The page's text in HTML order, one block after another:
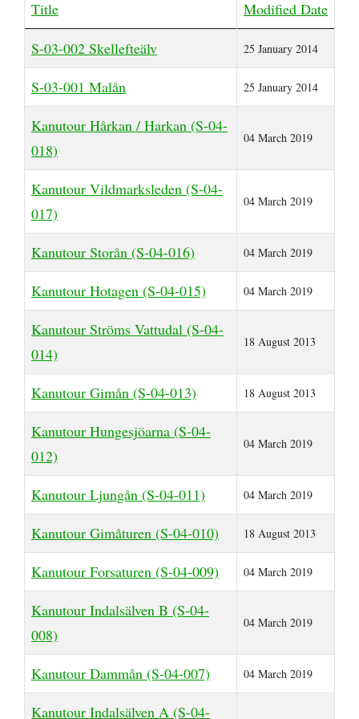
Articles
Title Modified Date
S-03-002 Skellefteälv 25 January 2014
S-03-001 Malån 25 January 2014
Kanutour Hårkan / Harkan (S-04-
018)
04 March 2019
Kanutour Vildmarksleden (S-04-
017)
04 March 2019
Kanutour Storån (S-04-016) 04 March 2019
Kanutour Hotagen (S-04-015) 04 March 2019
Kanutour Ströms Vattudal (S-04-
014)
18 August 2013
Kanutour Gimån (S-04-013) 18 August 2013
Kanutour Hungesjöarna (S-04-
012)
04 March 2019
Kanutour Ljungån (S-04-011) 04 March 2019
Kanutour Gimåturen (S-04-010) 18 August 2013
Kanutour Forsaturen (S-04-009) 04 March 2019
Kanutour Indalsälven B (S-04-
008)
04 March 2019
Kanutour Dammån (S-04-007) 04 March 2019
Kanutour Indalsälven A (S-04-
Outdoor Basiswissen - Lagerfeuer -
Birkenrinde
Fotografieren und Filmen auf Kanutouren
Schwitzhütte - Outdoor Sauna - Wie
werde ich reich, schön und gesund?
Wie sind denn die Schweden so?
Zitronensäure
Outdoor Küche / Wildnisküchen
Helfer
Omnia Camping Backofen
Grillen mit Fischbräter
Kanutour
Wildwasser paddeln vs. Kanuwandern - Eine
Schlittenhund Urlaub - Husky Trekking -
Informationen Schlittenhunde
Zwiebel- Schichtenprinzip. Wer es anders
- Bootsleine
Camping Stuhl
Regenponcho
Tarp - Aufbauanleitung
Erste Hilfe Set / Medipack
Rucksack - Kanutour und Trekking
Ausrüstungslisten Download
Schuhe / Stiefel
Die Perfekte Angeltasche
Flying C von Mepps - Der beste
Angelausrüstung